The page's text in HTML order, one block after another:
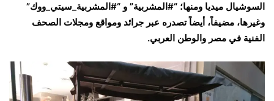
السوشيال ميديا ومنها؛ “#المشربية” و “#المشربية_سيتي_ووك”
وغيرها، مضيفاً، أيضاً تصدره عبر جرائد ومواقع ومجلات الصحف
الفنية في مصر والوطن العربي.